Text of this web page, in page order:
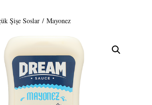
Şişe Soslar/ Mayonez